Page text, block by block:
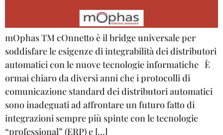
mOphas TM cOnnetto è il bridge universale per
soddisfare le esigenze di integrabilità dei distributori
automatici con le nuove tecnologie informatiche È
ormai chiaro da diversi anni che i protocolli di
comunicazione standard dei distributori automatici
sono inadeguati ad affrontare un futuro fatto di
integrazioni sempre più spinte con le tecnologie
“professional” (ERP) e […]